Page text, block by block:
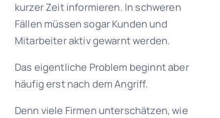
kurzer Zeit informieren. In schweren
Fällen müssen sogar Kunden und
Mitarbeiter aktiv gewarnt werden.
Das eigentliche Problem beginnt aber
häufig erst nach dem Angriff.
Denn viele Firmen unterschätzen, wie